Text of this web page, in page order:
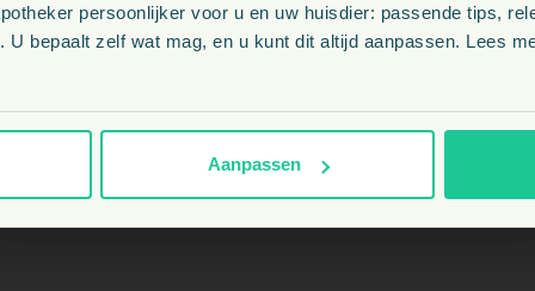
persoonlijker voor u en uw huisdier: passende tips,
U bepaalt zelf wat mag, en u kunt dit altijd aanpassen. Lees
Aanpassen
Veelgestelde vragen
BE